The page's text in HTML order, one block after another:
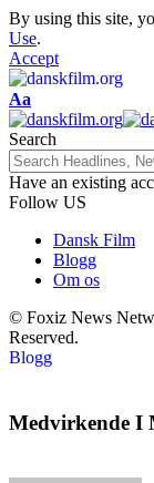
By using this site,
Use.
Accept
Aa
Search
Have an existing
Follow US
Dansk Film
Blogg
Om os
© Foxiz News
Reserved.
Blogg
Medvirkende I